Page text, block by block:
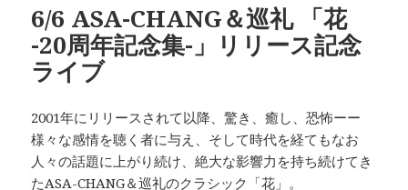
6/6 ASA-CHANG＆巡礼 「花
-20周年記念集-」リリース記念
ライブ
2001年にリリースされて以降、驚き、癒し、恐怖ーー
様々な感情を聴く者に与え、そして時代を経てもなお
人々の話題に上がり続け、絶大な影響力を持ち続けてき
たASA-CHANG＆巡礼のクラシック「花」。